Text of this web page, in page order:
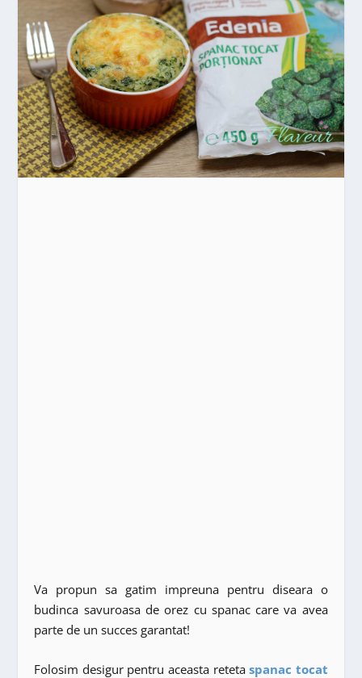
Va propun sa gatim impreuna pentru diseara o
budinca savuroasa de orez cu spanac care va avea
parte de un succes garantat!
Folosim desigur pentru aceasta retetaspanac tocat